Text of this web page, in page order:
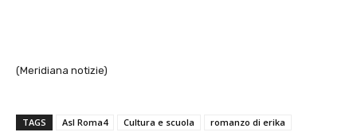
(Meridiana notizie)
TAGS Asl Roma4 Cultura e scuola romanzo di erika